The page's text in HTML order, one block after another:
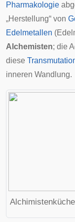
Pharmakologie
„Herstellung“ von
Edelmetallen
Alchemisten; die
diese
inneren Wandlung.